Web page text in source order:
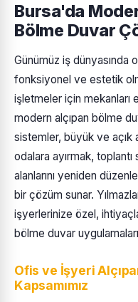
Bursa'da
Bölme Duvar
Günümüz iş dünyasında
fonksiyonel ve estetik
işletmeler için mekanları
modern alçıpan bölme
sistemler, büyük ve açık
odalara ayırmak,
alanlarını yeniden
bir çözüm sunar.
işyerlerinize özel,
bölme duvar
Ofis ve İşyeri
Kapsamımız